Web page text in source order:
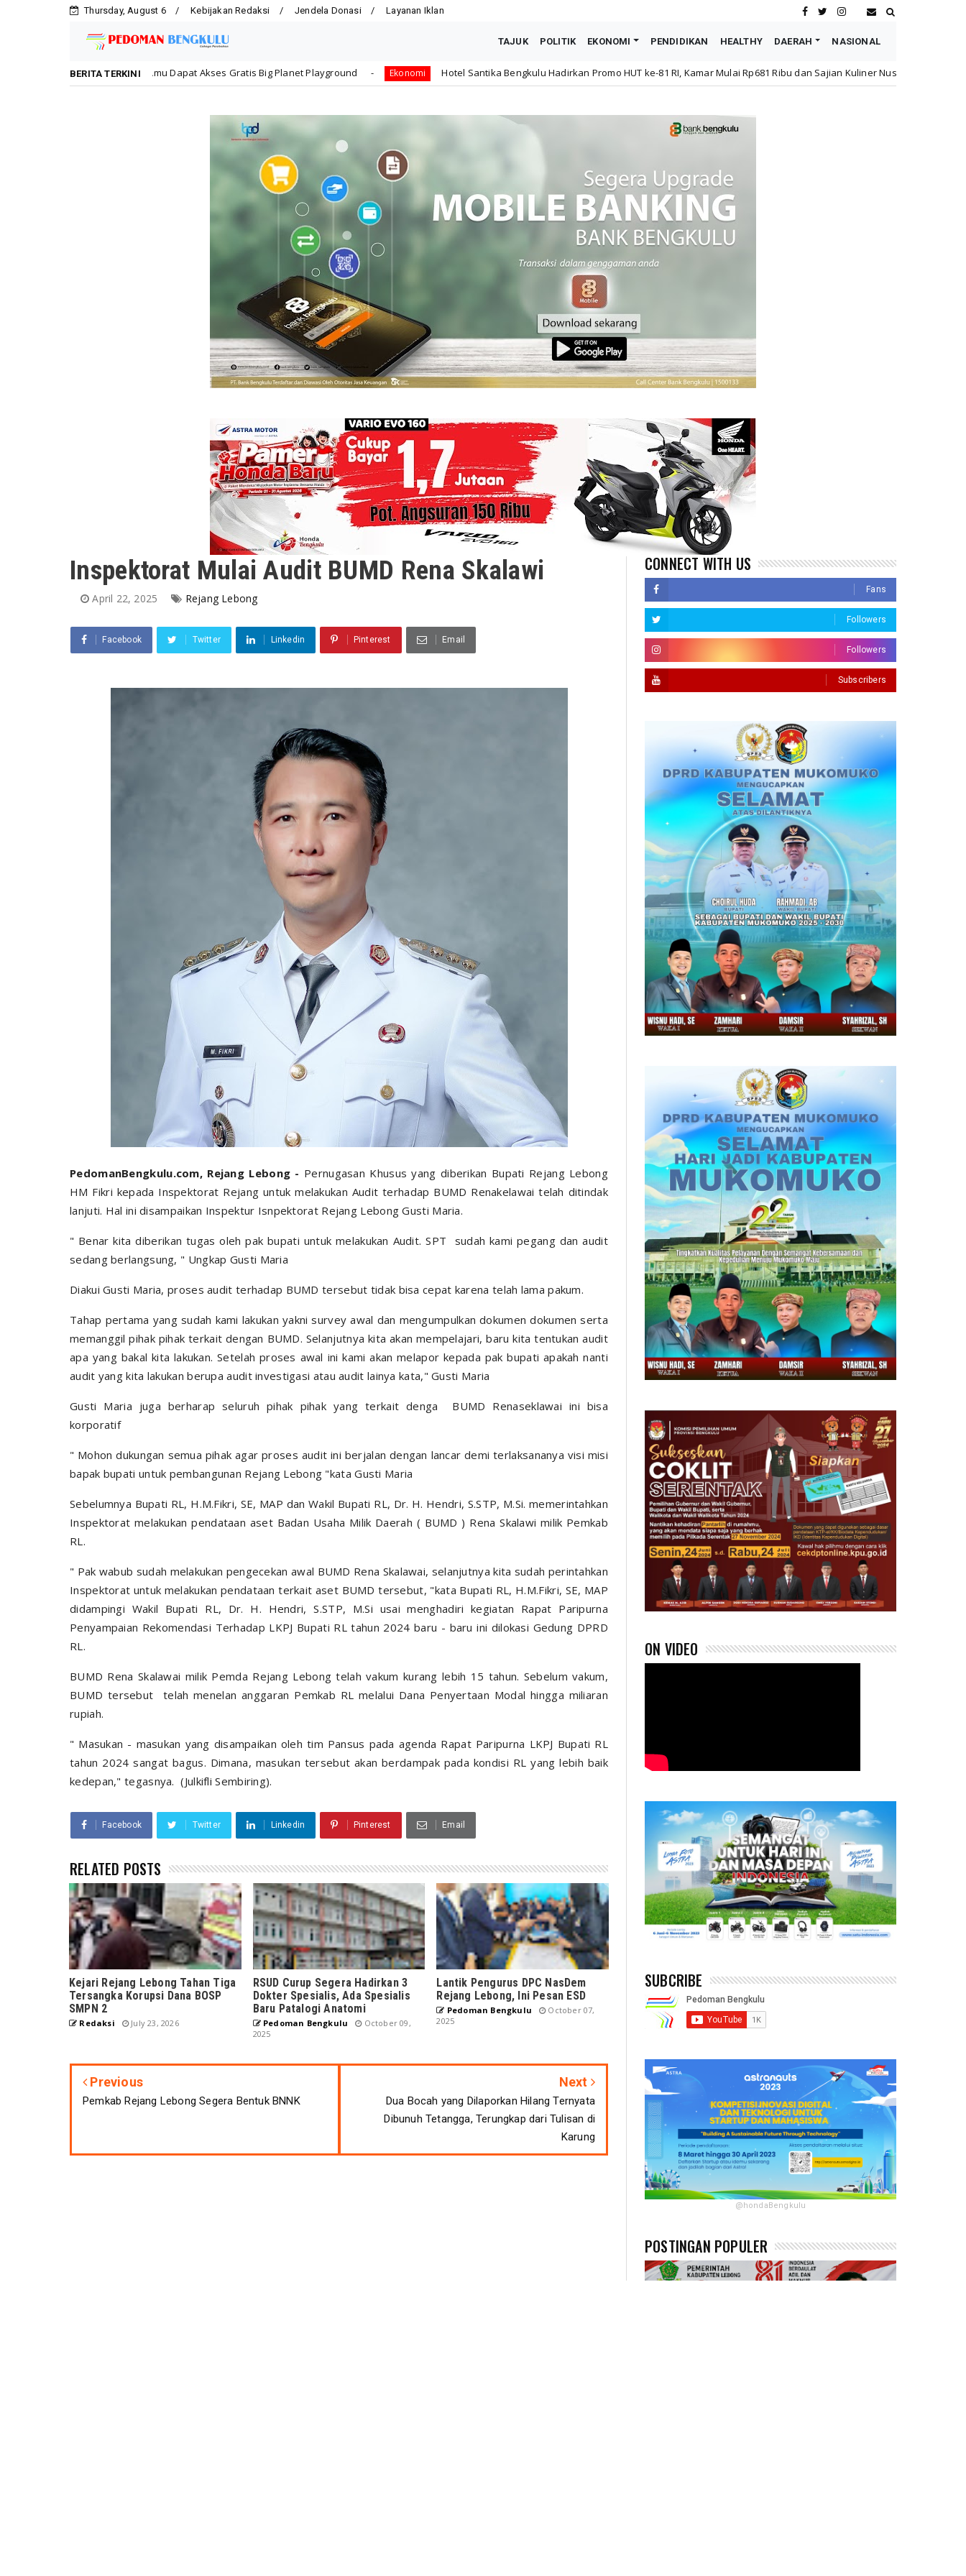
Thursday, August 6 Kebijakan Redaksi Jendela Donasi Layanan Iklan
TAJUK POLITIK EKONOMI PENDIDIKAN HEALTHY DAERAH NASIONAL
BERITA TERKINI
Tamu Dapat Akses Gratis Big Planet Playground Ekonomi Hotel Santika Bengkulu Hadirkan Promo HUT ke-81 RI, Kamar Mulai Rp681 Ribu dan Sajian Kuliner Nusantara Nasional
Inspektorat Mulai Audit BUMD Rena Skalawi
April 22, 2025 Rejang Lebong
Facebook Twitter Linkedin Pinterest Email
PedomanBengkulu.com, Rejang Lebong - Pernugasan Khusus yang diberikan Bupati Rejang Lebong
HM Fikri kepada Inspektorat Rejang untuk melakukan Audit terhadap BUMD Renakelawai telah ditindak
lanjuti. Hal ini disampaikan Inspektur Isnpektorat Rejang Lebong Gusti Maria.
" Benar kita diberikan tugas oleh pak bupati untuk melakukan Audit. SPT sudah kami pegang dan audit
sedang berlangsung, " Ungkap Gusti Maria
Diakui Gusti Maria, proses audit terhadap BUMD tersebut tidak bisa cepat karena telah lama pakum.
Tahap pertama yang sudah kami lakukan yakni survey awal dan mengumpulkan dokumen dokumen serta
memanggil pihak pihak terkait dengan BUMD. Selanjutnya kita akan mempelajari, baru kita tentukan audit
apa yang bakal kita lakukan. Setelah proses awal ini kami akan melapor kepada pak bupati apakah nanti
audit yang kita lakukan berupa audit investigasi atau audit lainya kata," Gusti Maria
Gusti Maria juga berharap seluruh pihak pihak yang terkait denga BUMD Renaseklawai ini bisa
korporatif
" Mohon dukungan semua pihak agar proses audit ini berjalan dengan lancar demi terlaksananya visi misi
bapak bupati untuk pembangunan Rejang Lebong "kata Gusti Maria
Sebelumnya Bupati RL, H.M.Fikri, SE, MAP dan Wakil Bupati RL, Dr. H. Hendri, S.STP, M.Si. memerintahkan
Inspektorat melakukan pendataan aset Badan Usaha Milik Daerah ( BUMD ) Rena Skalawi milik Pemkab
RL.
" Pak wabub sudah melakukan pengecekan awal BUMD Rena Skalawai, selanjutnya kita sudah perintahkan
Inspektorat untuk melakukan pendataan terkait aset BUMD tersebut, "kata Bupati RL, H.M.Fikri, SE, MAP
didampingi Wakil Bupati RL, Dr. H. Hendri, S.STP, M.Si usai menghadiri kegiatan Rapat Paripurna
Penyampaian Rekomendasi Terhadap LKPJ Bupati RL tahun 2024 baru - baru ini dilokasi Gedung DPRD
RL.
BUMD Rena Skalawai milik Pemda Rejang Lebong telah vakum kurang lebih 15 tahun. Sebelum vakum,
BUMD tersebut telah menelan anggaran Pemkab RL melalui Dana Penyertaan Modal hingga miliaran
rupiah.
" Masukan - masukan yang disampaikan oleh tim Pansus pada agenda Rapat Paripurna LKPJ Bupati RL
tahun 2024 sangat bagus. Dimana, masukan tersebut akan berdampak pada kondisi RL yang lebih baik
kedepan," tegasnya. (Julkifli Sembiring).
Facebook Twitter Linkedin Pinterest Email
RELATED POSTS
Kejari Rejang Lebong Tahan Tiga
Tersangka Korupsi Dana BOSP
SMPN 2
Redaksi July 23, 2026
RSUD Curup Segera Hadirkan 3
Dokter Spesialis, Ada Spesialis
Baru Patalogi Anatomi
Pedoman Bengkulu
October 09,
2025
Lantik Pengurus DPC NasDem
Rejang Lebong, Ini Pesan ESD
Pedoman Bengkulu
October 07,
2025
Previous
Pemkab Rejang Lebong Segera Bentuk BNNK
Next
Dua Bocah yang Dilaporkan Hilang Ternyata
Dibunuh Tetangga, Terungkap dari Tulisan di
Karung
CONNECT WITH US
Fans
Followers
Followers
Subscribers
ON VIDEO
SUBCRIBE
@hondaBengkulu
POSTINGAN POPULER